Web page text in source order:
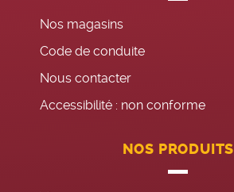
Nos magasins
Code de conduite
Nous contacter
Accessibilité : non conforme
NOS PRODUITS